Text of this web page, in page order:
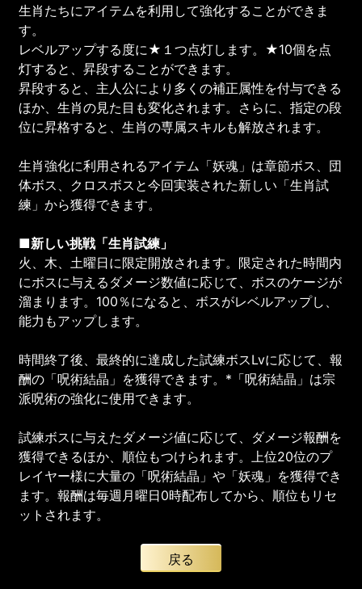
生肖たちにアイテムを利用して強化することができま
す。
レベルアップする度に★１つ点灯します。★10個を点
灯すると、昇段することができます。
昇段すると、主人公により多くの補正属性を付与できる
ほか、生肖の見た目も変化されます。さらに、指定の段
位に昇格すると、生肖の専属スキルも解放されます。
生肖強化に利用されるアイテム「妖魂」は章節ボス、団
体ボス、クロスボスと今回実装された新しい「生肖試
練」から獲得できます。
■新しい挑戦「生肖試練」
火、木、土曜日に限定開放されます。限定された時間内
にボスに与えるダメージ数値に応じて、ボスのケージが
溜まります。100％になると、ボスがレベルアップし、
能力もアップします。
時間終了後、最終的に達成した試練ボスLvに応じて、報
酬の「呪術結晶」を獲得できます。*「呪術結晶」は宗
派呪術の強化に使用できます。
試練ボスに与えたダメージ値に応じて、ダメージ報酬を
獲得できるほか、順位もつけられます。上位20位のプ
レイヤー様に大量の「呪術結晶」や「妖魂」を獲得でき
ます。報酬は毎週月曜日0時配布してから、順位もリセ
ットされます。
戻る